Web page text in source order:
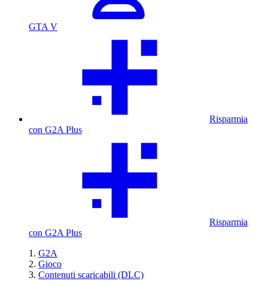
GTA V
Risparmia
con G2A Plus
Risparmia
con G2A Plus
G2A
Gioco
Contenuti scaricabili (DLC)